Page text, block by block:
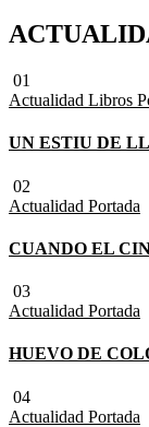
01
Actualidad Libros
UN ESTIU DE
02
Actualidad Portada
CUANDO EL
03
Actualidad Portada
HUEVO DE
04
Actualidad Portada